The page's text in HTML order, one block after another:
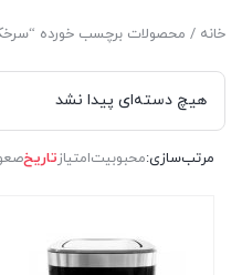
خانه / محصولات برچسب خورده “سرخکن
هیچ دسته‌ای پیدا نشد
مرتب‌سازی:محبوبیتامتیازتاریخ